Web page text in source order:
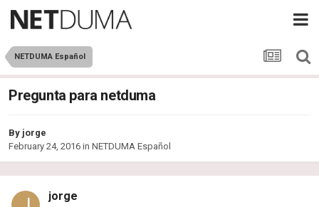
NETDUMA Español
Pregunta para netduma
By jorge
February 24, 2016 in NETDUMA Español
jorge